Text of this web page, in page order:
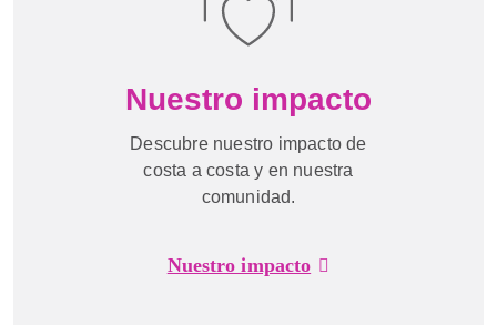
Nuestro impacto
Descubre nuestro impacto de
costa a costa y en nuestra
comunidad.
Nuestro impacto